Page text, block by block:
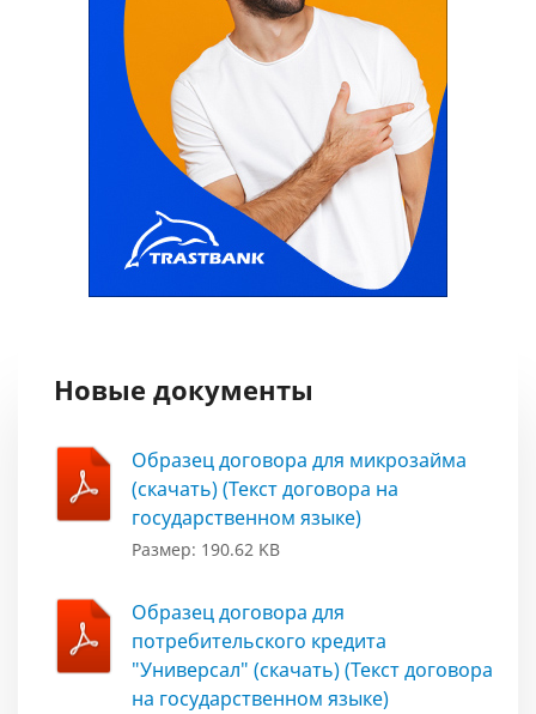
Новые документы
Образец договора для микрозайма
(скачать) (Текст договора на
государственном языке)
Размер: 190.62 KB
Образец договора для
потребительского кредита
"Универсал" (скачать) (Текст договора
на государственном языке)